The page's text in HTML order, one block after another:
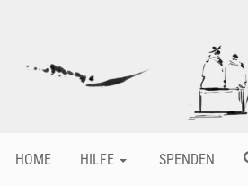
HOME HILFE SPENDEN